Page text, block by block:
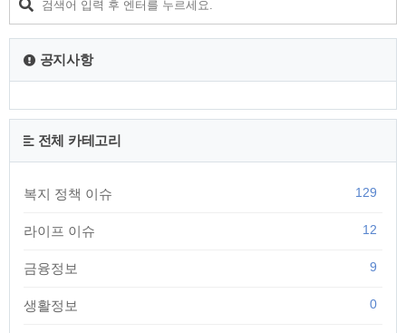
공지사항
전체 카테고리
복지 정책 이슈 129
라이프 이슈 12
금융정보 9
생활정보 0